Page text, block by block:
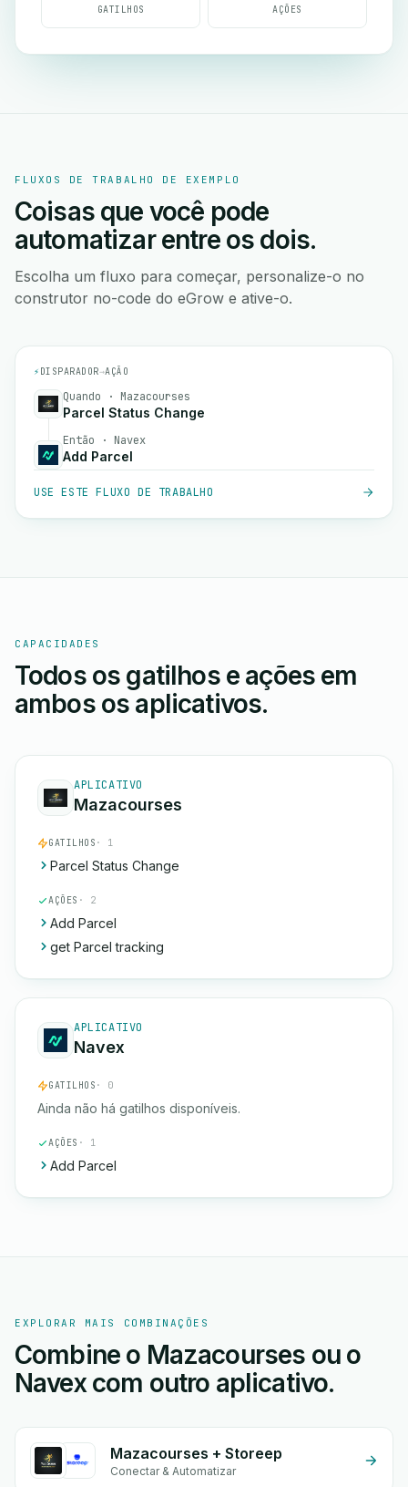
GATILHOS AÇÕES
FLUXOS DE TRABALHO DE EXEMPLO
Coisas que você pode
automatizar entre os dois.
Escolha um fluxo para começar, personalize-o no
construtor no-code do eGrow e ative-o.
⚡ DISPARADOR→AÇÃO
Quando · Mazacourses
Parcel Status Change
Então · Navex
Add Parcel
USE ESTE FLUXO DE TRABALHO
CAPACIDADES
Todos os gatilhos e ações em
ambos os aplicativos.
APLICATIVO
Mazacourses
GATILHOS · 1
Parcel Status Change
AÇÕES · 2
Add Parcel
get Parcel tracking
APLICATIVO
Navex
GATILHOS · 0
Ainda não há gatilhos disponíveis.
AÇÕES · 1
Add Parcel
EXPLORAR MAIS COMBINAÇÕES
Combine o Mazacourses ou o
Navex com outro aplicativo.
Mazacourses + Storeep
Conectar & Automatizar